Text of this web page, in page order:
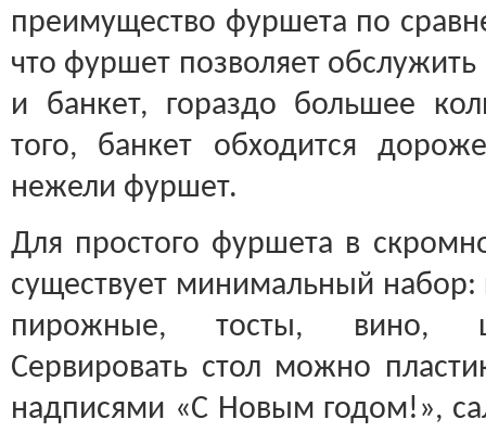
преимущество фуршета по
что фуршет позволяет
и банкет, гораздо большее
того, банкет обходится
нежели фуршет.
Для простого фуршета в
существует минимальный
пирожные, тосты, вино,
Сервировать стол можно
надписями «С Новым годом!»,